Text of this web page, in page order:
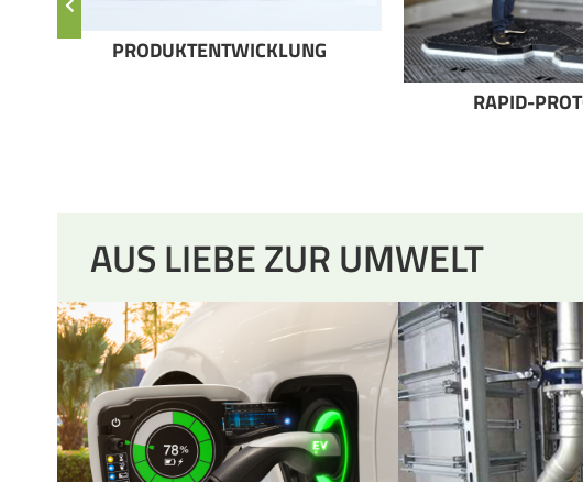
PRODUKTENTWICKLUNG
RAPID-
AUS LIEBE ZUR UMWELT